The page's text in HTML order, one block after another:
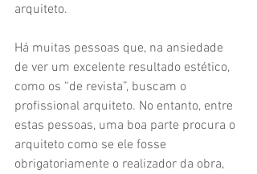
arquiteto.
Há muitas pessoas que, na ansiedade
de ver um excelente resultado estético,
como os “de revista”, buscam o
profissional arquiteto. No entanto, entre
estas pessoas, uma boa parte procura o
arquiteto como se ele fosse
obrigatoriamente o realizador da obra,